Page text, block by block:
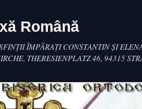
Română
ÎMPĂRAŢI CONSTANTIN ŞI
THERESIENPLATZ 46, 94315